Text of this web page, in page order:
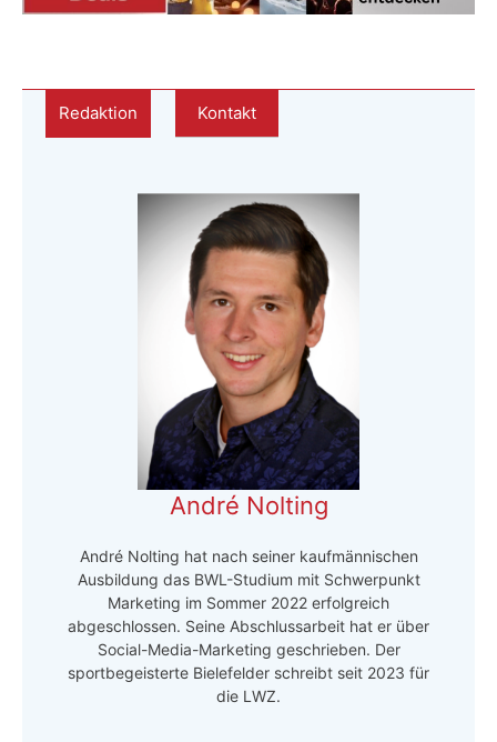
Redaktion Kontakt
André Nolting
André Nolting hat nach seiner kaufmännischen
Ausbildung das BWL-Studium mit Schwerpunkt
Marketing im Sommer 2022 erfolgreich
abgeschlossen. Seine Abschlussarbeit hat er über
Social-Media-Marketing geschrieben. Der
sportbegeisterte Bielefelder schreibt seit 2023 für
die LWZ.